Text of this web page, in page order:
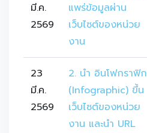
มี.ค.
2569
แพร่ข้อมูลผ่าน
เว็บไซต์ของหน่วย
งาน
23
มี.ค.
2569
2. นำ อินโฟกราฟิก
(Infographic) ขึ้น
เว็บไซต์ของหน่วย
งาน และนำ URL